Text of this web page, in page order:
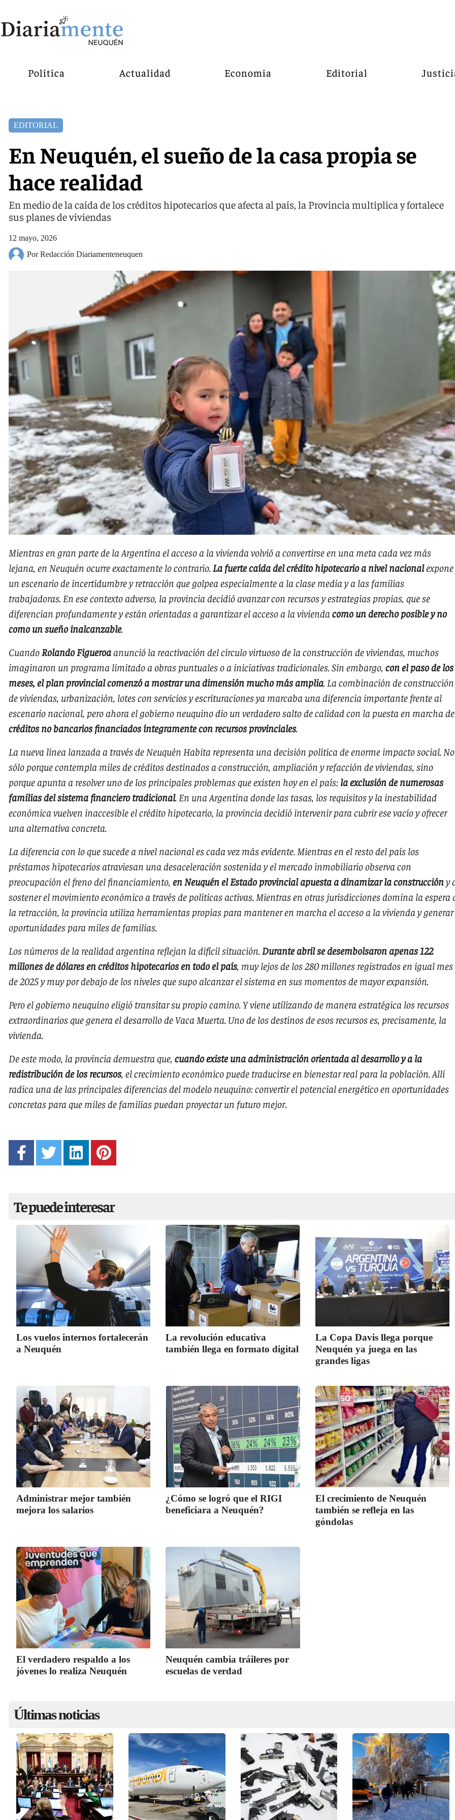
Política Actualidad Economia Editorial
EDITORIAL
En Neuquén, el sueño de la casa propia se
hace realidad
En medio de la caída de los créditos hipotecarios que afecta al país, la Provincia multiplica y fortalece
sus planes de viviendas
12 mayo, 2026
Por Redacción Diariamenteneuquen
Mientras en gran parte de la Argentina el acceso a la vivienda volvió a convertirse en una meta cada vez más
lejana, en Neuquén ocurre exactamente lo contrario.La fuerte caída del crédito hipotecario a nivel nacionalexpone
un escenario de incertidumbre y retracción que golpea especialmente a la clase media y a las familias
trabajadoras. En ese contexto adverso, la provincia decidió avanzar con recursos y estrategias propias, que se
diferencian profundamente y están orientadas a garantizar el acceso a la vivienda como un derecho posible y no
como un sueño inalcanzable.
CuandoRolando Figueroaanunció la reactivación del círculo virtuoso de la construcción de viviendas, muchos
imaginaron un programa limitado a obras puntuales o a iniciativas tradicionales. Sin embargo, con el paso de los
meses, el plan provincial comenzó a mostrar una dimensión mucho más amplia. La combinación de construcción
de viviendas, urbanización, lotes con servicios y escrituraciones ya marcaba una diferencia importante frente al
escenario nacional, pero ahora el gobierno neuquino dio un verdadero salto de calidad con la puesta en marcha de
créditos no bancarios financiados íntegramente con recursos provinciales.
La nueva línea lanzada a través de Neuquén Habita representa una decisión política de enorme impacto social. No
sólo porque contempla miles de créditos destinados a construcción, ampliación y refacción de viviendas, sino
porque apunta a resolver uno de los principales problemas que existen hoy en el país: la exclusión de numerosas
familias del sistema financiero tradicional. En una Argentina donde las tasas, los requisitos y la inestabilidad
económica vuelven inaccesible el crédito hipotecario, la provincia decidió intervenir para cubrir ese vacío y ofrecer
una alternativa concreta.
La diferencia con lo que sucede a nivel nacional es cada vez más evidente. Mientras en el resto del país los
préstamos hipotecarios atraviesan una desaceleración sostenida y el mercado inmobiliario observa con
preocupación el freno del financiamiento, en Neuquén el Estado provincial apuesta a dinamizar la construccióny
sostener el movimiento económico a través de políticas activas. Mientras en otras jurisdicciones domina la espera
la retracción, la provincia utiliza herramientas propias para mantener en marcha el acceso a la vivienda y generar
oportunidades para miles de familias.
Los números de la realidad argentina reflejan la difícil situación.Durante abril se desembolsaron apenas 122
millones de dólares en créditos hipotecarios en todo el país, muy lejos de los 280 millones registrados en igual mes
de 2025 y muy por debajo de los niveles que supo alcanzar el sistema en sus momentos de mayor expansión.
Pero el gobierno neuquino eligió transitar su propio camino. Y viene utilizando de manera estratégica los recursos
extraordinarios que genera el desarrollo de Vaca Muerta. Uno de los destinos de esos recursos es, precisamente, la
vivienda.
De este modo, la provincia demuestra que, cuando existe una administración orientada al desarrollo y a la
redistribución de los recursos, el crecimiento económico puede traducirse en bienestar real para la población. Allí
radica una de las principales diferencias del modelo neuquino: convertir el potencial energético en oportunidades
concretas para que miles de familias puedan proyectar un futuro mejor.
Te puede interesar
Los vuelos internos fortalecerán
a Neuquén
La revolución educativa
también llega en formato digital
La Copa Davis llega porque
Neuquén ya juega en las
grandes ligas
Administrar mejor también
mejora los salarios
¿Cómo se logró que el RIGI
beneficiara a Neuquén?
El crecimiento de Neuquén
también se refleja en las
góndolas
El verdadero respaldo a los
jóvenes lo realiza Neuquén
Neuquén cambia tráileres por
escuelas de verdad
Últimas noticias